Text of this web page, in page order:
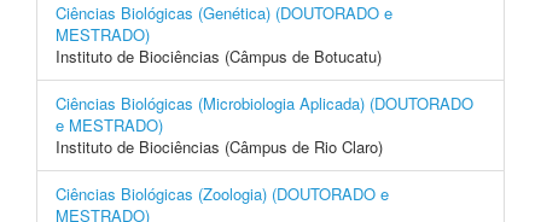
Ciências Biológicas (Genética) (DOUTORADO e
MESTRADO)
Instituto de Biociências (Câmpus de Botucatu)
Ciências Biológicas (Microbiologia Aplicada) (DOUTORADO
e MESTRADO)
Instituto de Biociências (Câmpus de Rio Claro)
Ciências Biológicas (Zoologia) (DOUTORADO e
MESTRADO)